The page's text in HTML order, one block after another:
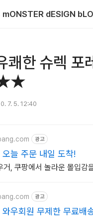
쾌한 슈렉 포
7. 5. 12:40
광고
늘 주문 내일 도착!
거, 쿠팡에서 놀라운 몰입감
광고
우회원 무제한 무료배